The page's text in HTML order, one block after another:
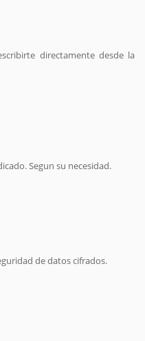
directamente desde la
Segun su necesidad.
de datos cifrados.